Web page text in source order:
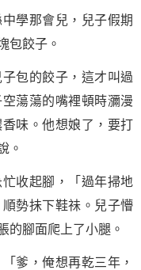
學那會兒，兒子假期
包餃子。
包的餃子，這才叫過
蕩蕩的嘴裡頓時瀰漫
味。他想娘了，要打
。
收起腳，「過年掃地
勢抺下鞋祙。兒子懵
的腳面爬上了小腿。
爹，俺想再乾三年，